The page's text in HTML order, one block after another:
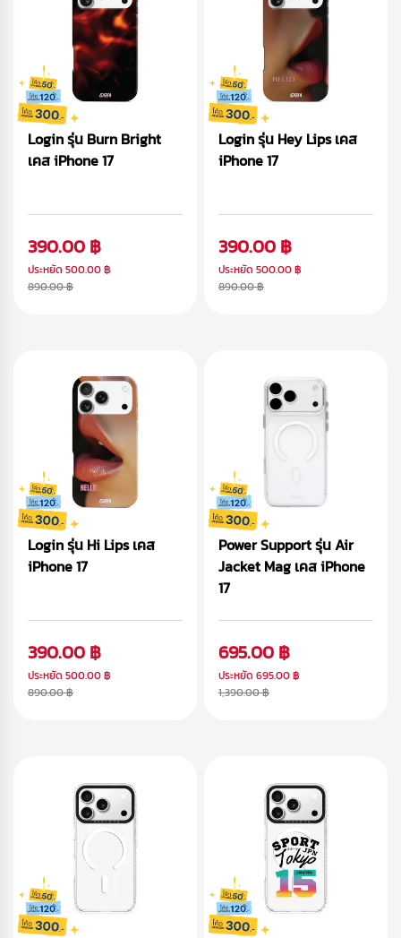
Login รุ่น Burn Bright
เคส iPhone 17
390.00 ฿
ประหยัด 500.00 ฿
890.00 ฿
Login รุ่น Hey Lips เคส
iPhone 17
390.00 ฿
ประหยัด 500.00 ฿
890.00 ฿
Login รุ่น Hi Lips เคส
iPhone 17
390.00 ฿
ประหยัด 500.00 ฿
890.00 ฿
Power Support รุ่น Air
Jacket Mag เคส iPhone
17
695.00 ฿
ประหยัด 695.00 ฿
1,390.00 ฿